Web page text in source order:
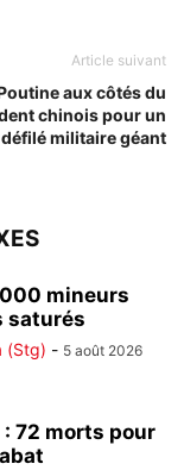
Article suivant
aux côtés du
chinois pour un
défilé militaire géant
mineurs
saturés
(Stg) - 5 août 2026
72 morts pour